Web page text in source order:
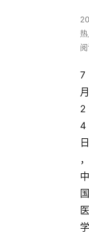
7
月
2
4
日
，
中
国
医
学